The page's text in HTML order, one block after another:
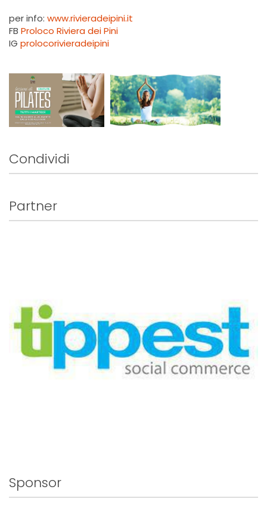
per info: www.rivieradeipini.it
FB Proloco Riviera dei Pini
IG prolocorivieradeipini
Condividi
Partner
Sponsor